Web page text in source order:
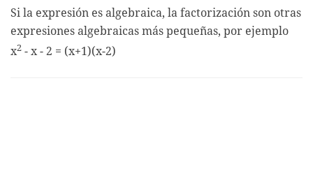
Si la expresión es algebraica, la factorización son otras
expresiones algebraicas más pequeñas, por ejemplo
x2 - x - 2 = (x+1)(x-2)